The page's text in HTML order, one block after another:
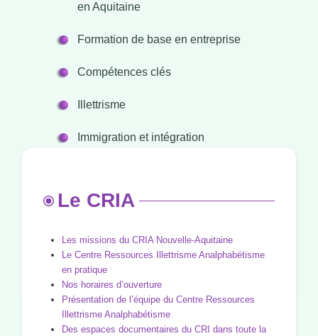
en Aquitaine
Formation de base en entreprise
Compétences clés
Illettrisme
Immigration et intégration
Le CRIA
Les missions du CRIA Nouvelle-Aquitaine
Le Centre Ressources Illettrisme Analphabétisme
en pratique
Nos horaires d’ouverture
Présentation de l’équipe du Centre Ressources
Illettrisme Analphabétisme
Des espaces documentaires du CRI dans toute la